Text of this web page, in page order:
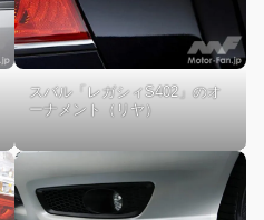
スバル「レガシィS402」のオ
ーナメント（リヤ）